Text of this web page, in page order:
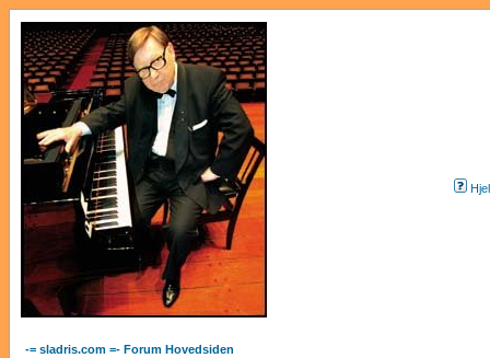
-= sladris.com =- Forum Hovedsiden